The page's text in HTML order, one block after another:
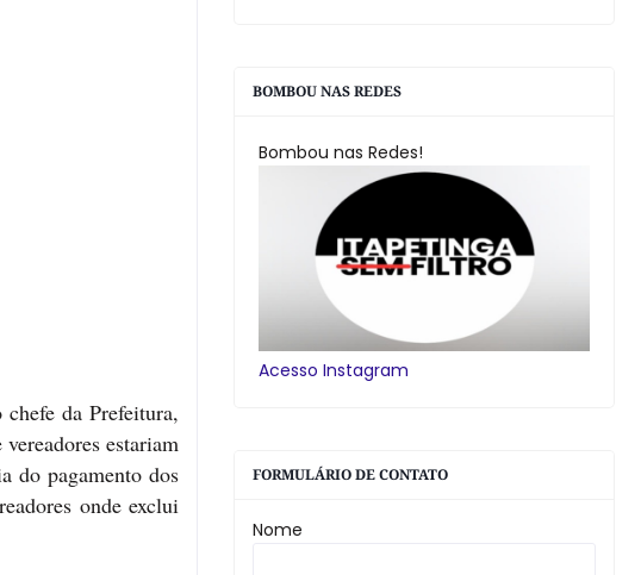
da Prefeitura,
estariam
do pagamento dos
onde exclui
BOMBOU NAS REDES
Bombou nas Redes!
Acesso Instagram
FORMULÁRIO DE CONTATO
Nome